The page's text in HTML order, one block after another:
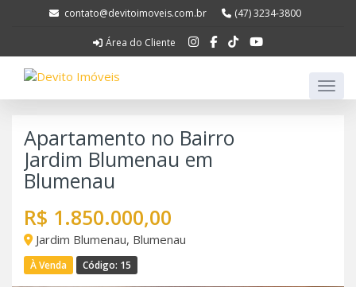
contato@devitoimoveis.com.br (47) 3234-3800
Área do Cliente
Apartamento no Bairro
Jardim Blumenau em
Blumenau
R$ 1.850.000,00
Jardim Blumenau, Blumenau
À Venda Código: 15